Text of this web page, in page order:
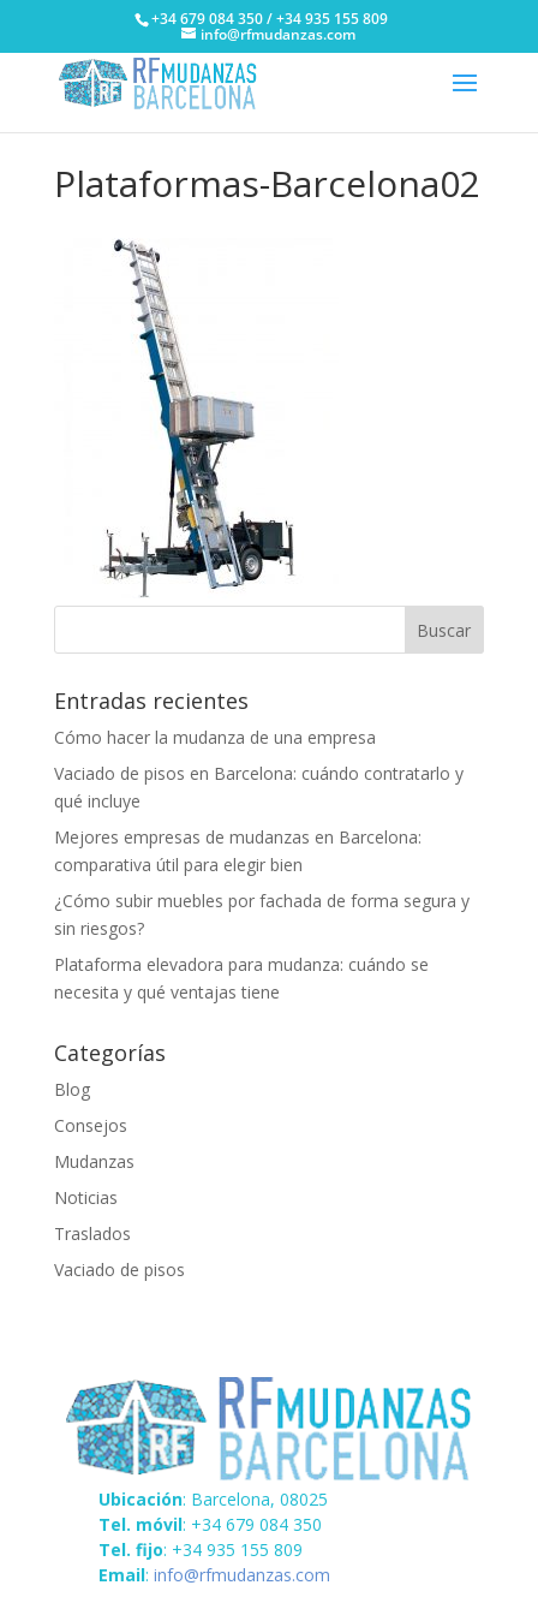
+34 679 084 350 / +34 935 155 809
info@rfmudanzas.com
Plataformas-Barcelona02
Entradas recientes
Cómo hacer la mudanza de una empresa
Vaciado de pisos en Barcelona: cuándo contratarlo y
qué incluye
Mejores empresas de mudanzas en Barcelona:
comparativa útil para elegir bien
¿Cómo subir muebles por fachada de forma segura y
sin riesgos?
Plataforma elevadora para mudanza: cuándo se
necesita y qué ventajas tiene
Categorías
Blog
Consejos
Mudanzas
Noticias
Traslados
Vaciado de pisos
Ubicación: Barcelona, 08025
Tel. móvil: +34 679 084 350
Tel. fijo: +34 935 155 809
Email: info@rfmudanzas.com